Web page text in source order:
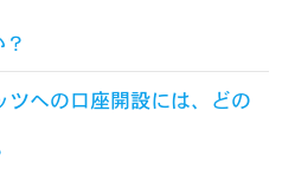
への口座開設には、どの